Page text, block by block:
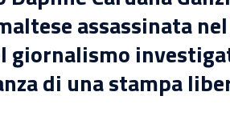
assassinata
giornalismo
di una stampa